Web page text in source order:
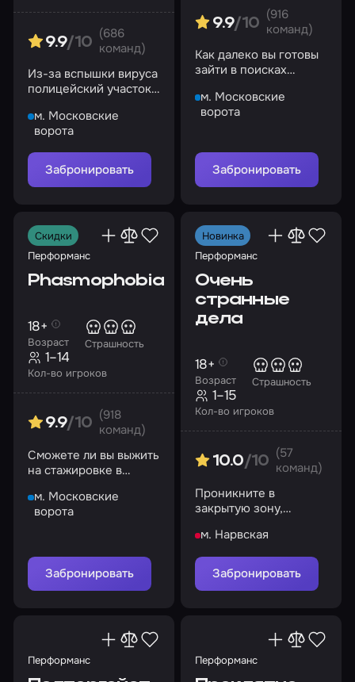
9.9/10
(686
команд)
Из-за вспышки вируса
полицейский участок
Успеете провернуть
ограбление?
м. Московские
ворота
Забронировать
9.9/10
(916
команд)
Как далеко вы готовы
зайти в поисках
м. Московские
ворота
Забронировать
Скидки
Перформанс
Phasmophobia
Возраст
18+
Страшность
Кол-во игроков
1–14
9.9/10
(918
команд)
Сможете ли вы выжить
на стажировке в
Phasmophobia?
м. Московские
ворота
Забронировать
Новинка
Перформанс
Очень
странные
дела
Возраст
18+
Страшность
Кол-во игроков
1–15
10.0/10
(57
команд)
Проникните в
закрытую зону,
происходящего и
остановите
надвигающуюся
угрозу
м. Нарвская
Забронировать
Перформанс Перформанс